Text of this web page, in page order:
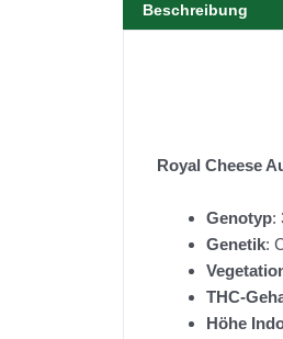
Beschreibung
Royal Cheese
Genotyp:
Genetik:
THC-
Höhe